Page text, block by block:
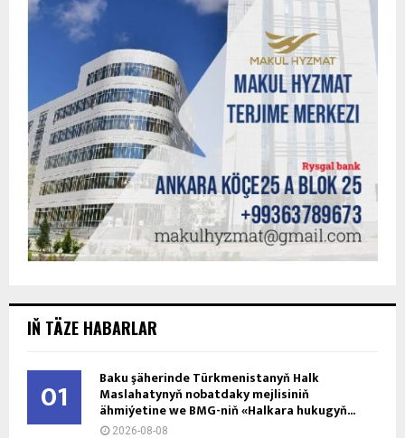
IŇ TÄZE HABARLAR
01 Baku şäherinde Türkmenistanyň Halk
Maslahatynyň nobatdaky mejlisiniň
ähmiýetine we BMG-niň «Halkara hukugyň...
2026-08-08